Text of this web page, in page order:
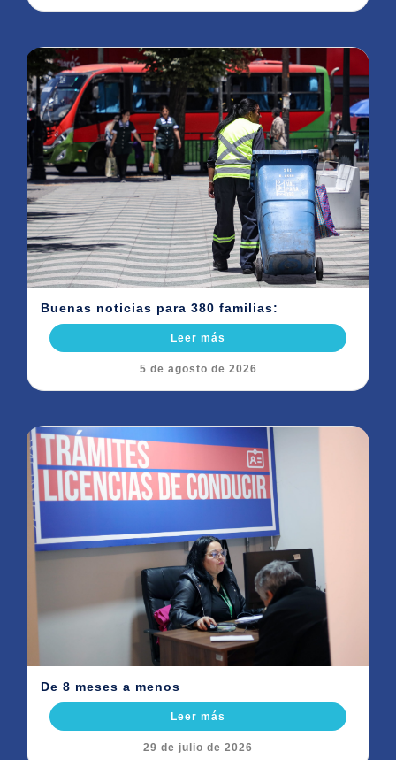
Buenas noticias para 380 familias:
Leer más
5 de agosto de 2026
De 8 meses a menos
Leer más
29 de julio de 2026